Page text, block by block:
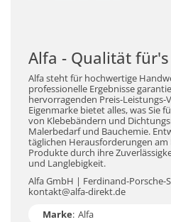
Alfa - Qualität
Alfa steht für hochwertige
professionelle Ergebnisse
hervorragenden Preis-Leistungs-
Eigenmarke bietet alles, was Sie
von Klebebändern und
Malerbedarf und Bauchemie.
täglichen Herausforderungen am
Produkte durch ihre
und Langlebigkeit.
Alfa GmbH | Ferdinand-Porsche-
kontakt@alfa-direkt.de
Marke: Alfa